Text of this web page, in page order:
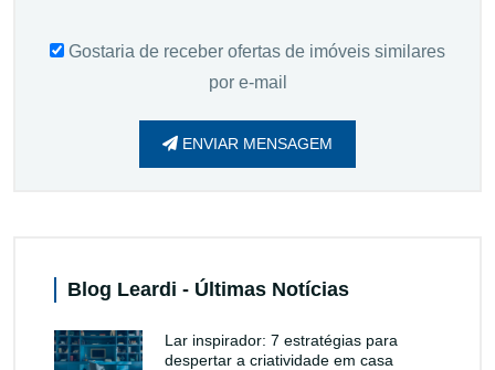
Gostaria de receber ofertas de imóveis similares
por e-mail
ENVIAR MENSAGEM
Blog Leardi - Últimas Notícias
Lar inspirador: 7 estratégias para
despertar a criatividade em casa